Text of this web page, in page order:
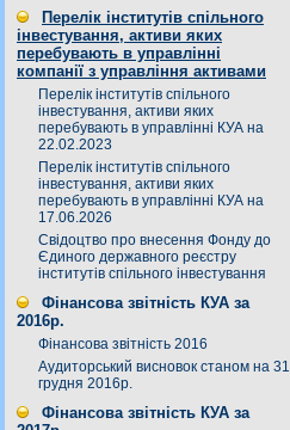
Перелік інститутів спільного
інвестування, активи яких
перебувають в управлінні
компанії з управління активами
Перелік інститутів спільного
інвестування, активи яких
перебувають в управлінні КУА на
22.02.2023
Перелік інститутів спільного
інвестування, активи яких
перебувають в управлінні КУА на
17.06.2026
Свідоцтво про внесення Фонду до
Єдиного державного реєстру
інститутів спільного інвестування
Фінансова звітність КУА за
2016р.
Фінансова звітність 2016
Аудиторський висновок станом на 31
грудня 2016р.
Фінансова звітність КУА за